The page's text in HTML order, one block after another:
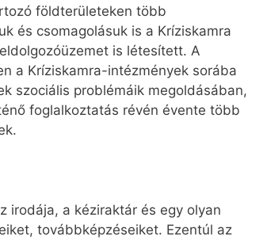
földterületeken több
és csomagolásuk is a Kríziskamra
is létesített. A
a Kríziskamra-intézmények sorába
szociális problémáik megoldásában,
foglalkoztatás révén évente több
irodája, a kéziraktár és egy olyan
továbbképzéseiket. Ezentúl az